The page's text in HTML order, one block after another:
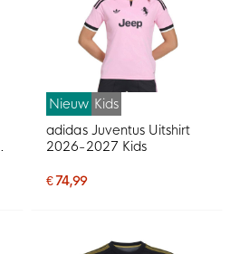
Nieuw Kids
adidas Juventus Uitshirt
2026-2027 Kids
€ 74,99